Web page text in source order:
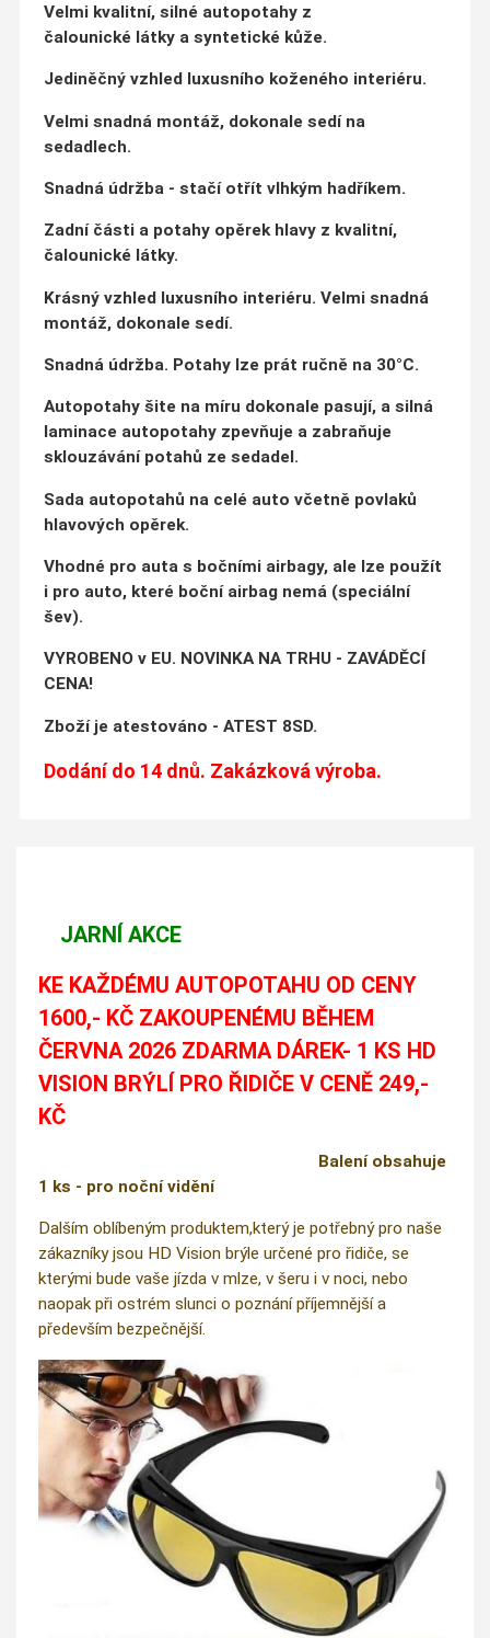
Velmi kvalitní, silné autopotahy z
čalounické látky a syntetické kůže.
Jediněčný vzhled luxusního koženého interiéru.
Velmi snadná montáž, dokonale sedí na
sedadlech.
Snadná údržba - stačí otřít vlhkým hadříkem.
Zadní části a potahy opěrek hlavy z kvalitní,
čalounické látky.
Krásný vzhled luxusního interiéru. Velmi snadná
montáž, dokonale sedí.
Snadná údržba. Potahy lze prát ručně na 30°C.
Autopotahy šite na míru dokonale pasují, a silná
laminace autopotahy zpevňuje a zabraňuje
sklouzávání potahů ze sedadel.
Sada autopotahů na celé auto včetně povlaků
hlavových opěrek.
Vhodné pro auta s bočními airbagy, ale lze použít
i pro auto, které boční airbag nemá (speciální
šev).
VYROBENO v EU. NOVINKA NA TRHU - ZAVÁDĚCÍ
CENA!
Zboží je atestováno - ATEST 8SD.
Dodání do 14 dnů. Zakázková výroba.
JARNÍ AKCE
KE KAŽDÉMU AUTOPOTAHU OD CENY
1600,- KČ ZAKOUPENÉMU BĚHEM
ČERVNA 2026 ZDARMA DÁREK- 1 KS HD
VISION BRÝLÍ PRO ŘIDIČE V CENĚ 249,-
KČ
Balení obsahuje
1 ks - pro noční vidění
Dalším oblíbeným produktem,který je potřebný pro naše
zákazníky jsou HD Vision brýle určené pro řidiče, se
kterými bude vaše jízda v mlze, v šeru i v noci, nebo
naopak při ostrém slunci o poznání příjemnější a
především bezpečnější.